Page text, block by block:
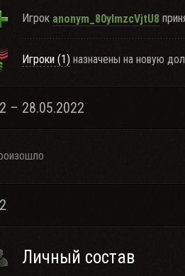
Игрок anonym_80yImzcVjtU8
Игроки (1) назначены на новую
– 28.05.2022
Личный состав